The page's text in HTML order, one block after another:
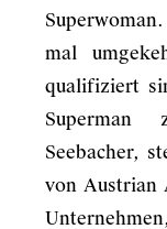
mal
qualifiziert
Superman
Seebacher,
von Austrian